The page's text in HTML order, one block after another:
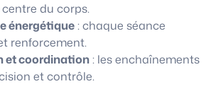
du corps.
énergétique: chaque séance
renforcement.
et coordination: les enchaînements
et contrôle.